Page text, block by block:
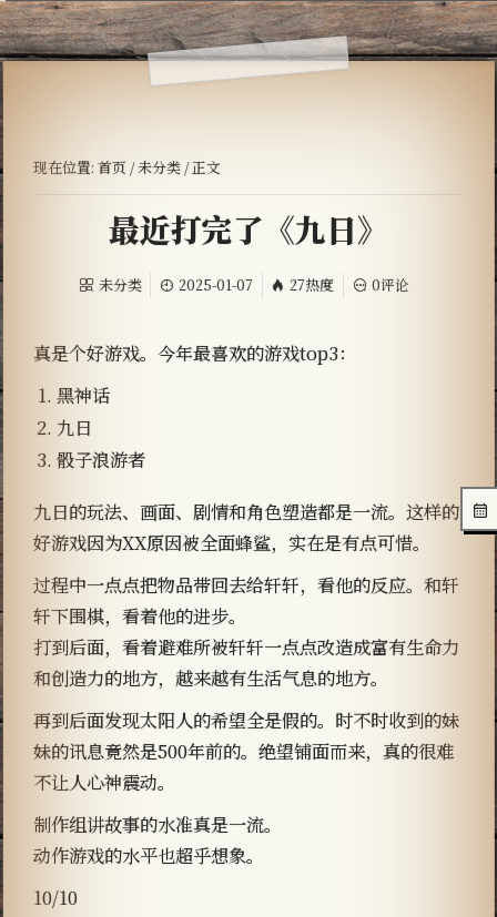
现在位置: 首页 /未分类/ 正文
最近打完了《九日》
未分类 2025-01-07 27热度 0评论
真是个好游戏。今年最喜欢的游戏top3：
黑神话
九日
骰子浪游者
九日的玩法、画面、剧情和角色塑造都是一流。这样的
好游戏因为XX原因被全面蜂鲨，实在是有点可惜。
过程中一点点把物品带回去给轩轩，看他的反应。和轩
轩下围棋，看着他的进步。
打到后面，看着避难所被轩轩一点点改造成富有生命力
和创造力的地方，越来越有生活气息的地方。
再到后面发现太阳人的希望全是假的。时不时收到的妹
妹的讯息竟然是500年前的。绝望铺面而来，真的很难
不让人心神震动。
制作组讲故事的水准真是一流。
动作游戏的水平也超乎想象。
10/10